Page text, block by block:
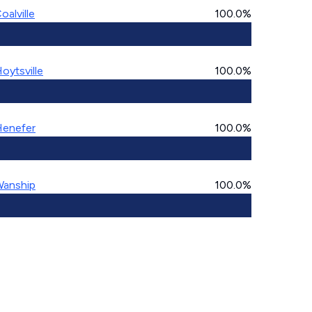
100.0%
100.0%
100.0%
100.0%